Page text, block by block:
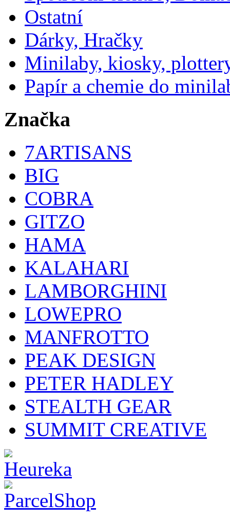
Ostatní
Dárky, Hračky
Minilaby, kiosky,
Papír a chemie do
Značka
7ARTISANS
BIG
COBRA
GITZO
HAMA
KALAHARI
LAMBORGHINI
LOWEPRO
MANFROTTO
PEAK DESIGN
PETER HADLEY
STEALTH GEAR
SUMMIT CREATIVE